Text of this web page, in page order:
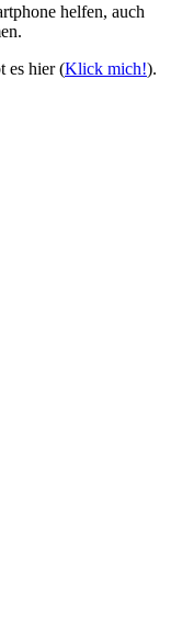
helfen, auch
es hier (Klick mich!).